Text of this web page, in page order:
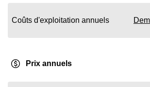
Coûts d'exploitation annuels
Prix annuels